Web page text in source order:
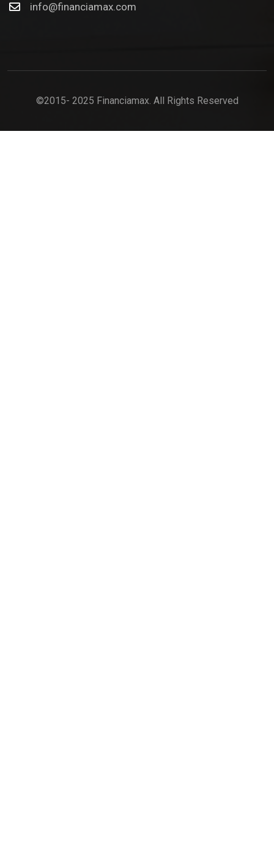
info@financiamax.com
©2015- 2025 Financiamax. All Rights Reserved